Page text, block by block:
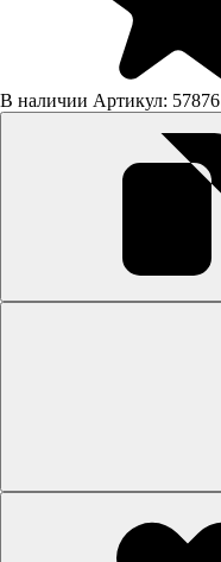
В наличии Артикул: 57876